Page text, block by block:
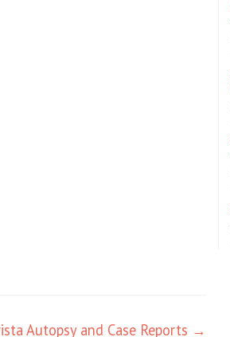
Autopsy and Case Reports →